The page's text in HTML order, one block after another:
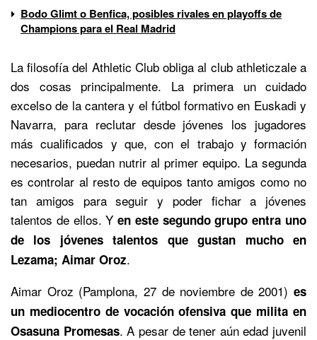
Bodo Glimt o Benfica, posibles rivales en playoffs de
Champions para el Real Madrid
La filosofía del Athletic Club obliga al club athleticzale a
dos cosas principalmente. La primera un cuidado
excelso de la cantera y el fútbol formativo en Euskadi y
Navarra, para reclutar desde jóvenes los jugadores
más cualificados y que, con el trabajo y formación
necesarios, puedan nutrir al primer equipo. La segunda
es controlar al resto de equipos tanto amigos como no
tan amigos para seguir y poder fichar a jóvenes
talentos de ellos. Yen este segundo grupo entra uno
de los jóvenes talentos que gustan mucho en
Lezama; Aimar Oroz.
Aimar Oroz (Pamplona, 27 de noviembre de 2001) es
un mediocentro de vocación ofensiva que milita en
Osasuna Promesas. A pesar de tener aún edad juvenil